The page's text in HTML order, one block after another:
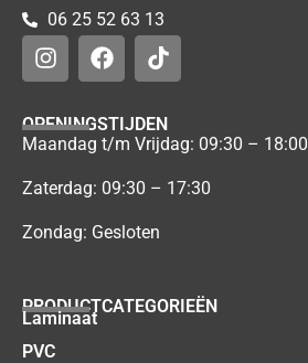
06 25 52 63 13
OPENINGSTIJDEN
Maandag t/m Vrijdag: 09:30 – 18:00
Zaterdag: 09:30 – 17:30
Zondag: Gesloten
PRODUCTCATEGORIEËN
Laminaat
PVC